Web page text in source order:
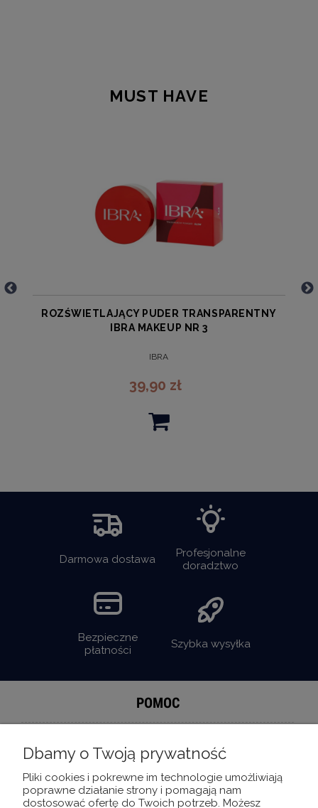
MUST HAVE
ROZŚWIETLAJĄCY PUDER TRANSPARENTNY
IBRA MAKEUP NR 3
IBRA
39,90 zł
Darmowa dostawa
Profesjonalne
doradztwo
Bezpieczne
płatności
Szybka wysyłka
POMOC
INFORMACJE
Dbamy o Twoją prywatność
Pliki cookies i pokrewne im technologie umożliwiają
poprawne działanie strony i pomagają nam
dostosować ofertę do Twoich potrzeb. Możesz